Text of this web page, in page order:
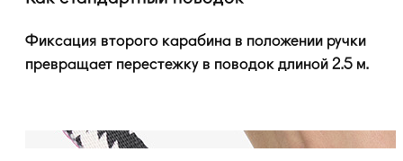
Фиксация второго карабина в положении ручки
превращает перестежку в поводок длиной 2.5 м.